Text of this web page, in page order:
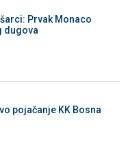
Prvak Monaco
dugova
pojačanje KK Bosna